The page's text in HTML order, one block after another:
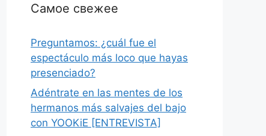
Самое свежее
Preguntamos: ¿cuál fue el
espectáculo más loco que hayas
presenciado?
Adéntrate en las mentes de los
hermanos más salvajes del bajo
con YOOKiE [ENTREVISTA]